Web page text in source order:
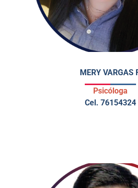
MERY VARGAS
Psicóloga
Cel. 76154324